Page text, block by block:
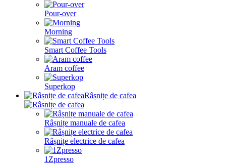
Pour-over
Morning
Smart Coffee Tools
Aram coffee
Superkop
Râșnițe de cafea
Râșnițe manuale de cafea
Râșnițe electrice de cafea
1Zpresso